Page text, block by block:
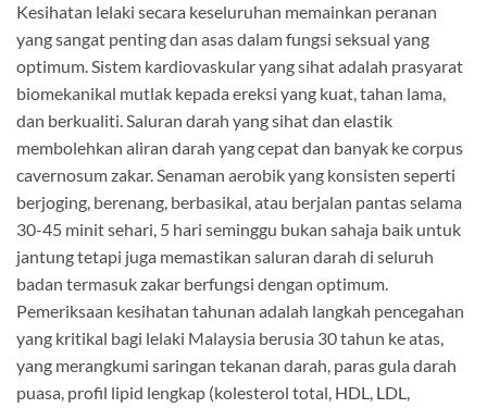
Kesihatan lelaki secara keseluruhan memainkan peranan
yang sangat penting dan asas dalam fungsi seksual yang
optimum. Sistem kardiovaskular yang sihat adalah prasyarat
biomekanikal mutlak kepada ereksi yang kuat, tahan lama,
dan berkualiti. Saluran darah yang sihat dan elastik
membolehkan aliran darah yang cepat dan banyak ke corpus
cavernosum zakar. Senaman aerobik yang konsisten seperti
berjoging, berenang, berbasikal, atau berjalan pantas selama
30-45 minit sehari, 5 hari seminggu bukan sahaja baik untuk
jantung tetapi juga memastikan saluran darah di seluruh
badan termasuk zakar berfungsi dengan optimum.
Pemeriksaan kesihatan tahunan adalah langkah pencegahan
yang kritikal bagi lelaki Malaysia berusia 30 tahun ke atas,
yang merangkumi saringan tekanan darah, paras gula darah
puasa, profil lipid lengkap (kolesterol total, HDL, LDL,